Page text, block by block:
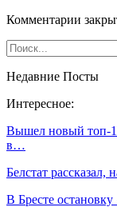
Комментарии
Недавние Посты
Интересное:
Вышел новый топ-
в…
Белстат
В Бресте